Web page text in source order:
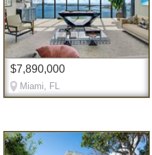
$7,890,000
Miami, FL